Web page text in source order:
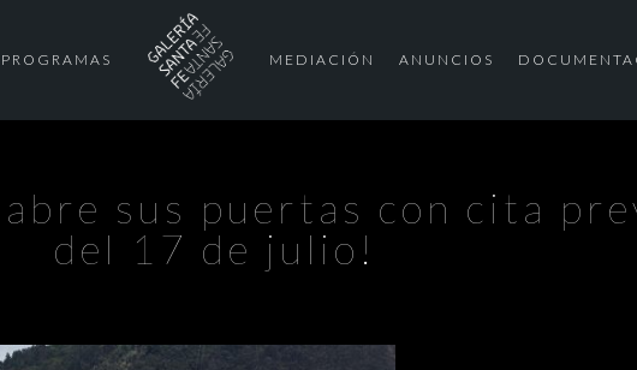
PROGRAMAS MEDIACIÓN ANUNCIOS
abre sus puertas con cita
del 17 de julio!